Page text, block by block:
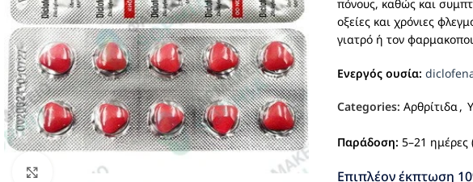
Click to enlarge
πόνους, καθώς και
οξείες και χρόνιες
γιατρό ή τον
Ενεργός ουσία:
Categories: Αρθρίτιδα,
Παράδοση: 5–21
Επιπλέον έκπτωση